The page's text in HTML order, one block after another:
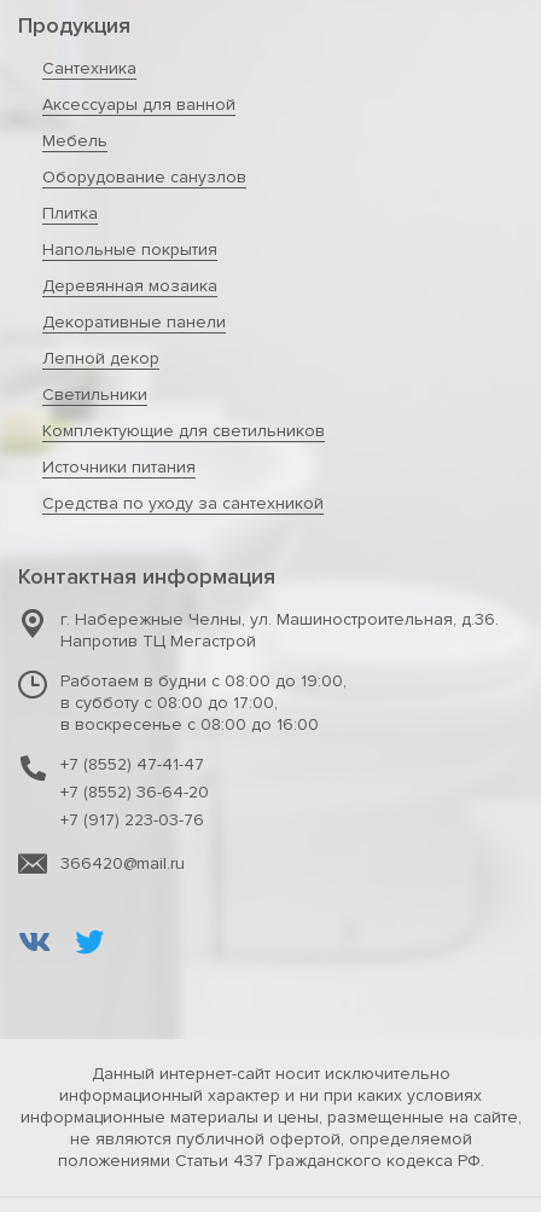
Продукция
Сантехника
Аксессуары для ванной
Мебель
Оборудование санузлов
Плитка
Напольные покрытия
Деревянная мозаика
Декоративные панели
Лепной декор
Светильники
Комплектующие для светильников
Источники питания
Средства по уходу за сантехникой
Контактная информация
г. Набережные Челны, ул. Машиностроительная, д.36.
Напротив ТЦ Мегастрой
Работаем в будни с 08:00 до 19:00,
в субботу с 08:00 до 17:00,
в воскресенье с 08:00 до 16:00
+7 (8552) 47-41-47
+7 (8552) 36-64-20
+7 (917) 223-03-76
366420@mail.ru
Данный интернет-сайт носит исключительно
информационный характер и ни при каких условиях
информационные материалы и цены, размещенные на сайте,
не являются публичной офертой, определяемой
положениями Статьи 437 Гражданского кодекса РФ.